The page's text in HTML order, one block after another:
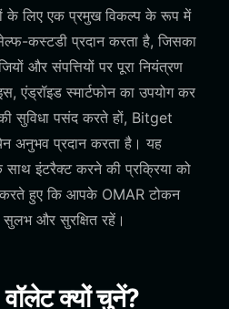
के लिए एक प्रमुख विकल्प के रूप में
कस्टडी प्रदान करता है, जिसका
और संपत्तियों पर पूरा नियंत्रण
एंड्रॉइड स्मार्टफोन का उपयोग कर
सुविधा पसंद करते हों, Bitget
अनुभव प्रदान करता है। यह
इंटरैक्ट करने की प्रक्रिया को
करते हुए कि आपके OMAR टोकन
और सुरक्षित रहें।
क्यों चुनें?